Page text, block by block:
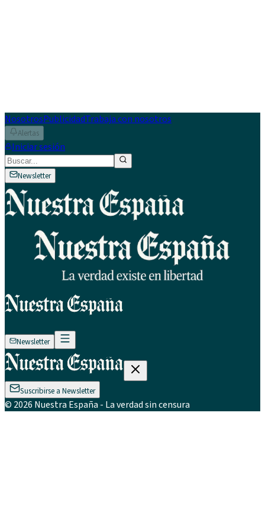
NosotrosPublicidadTrabaja con nosotros
Alertas
Iniciar sesión
Newsletter
Newsletter
Suscribirse a Newsletter
© 2026 Nuestra España - La verdad sin censura